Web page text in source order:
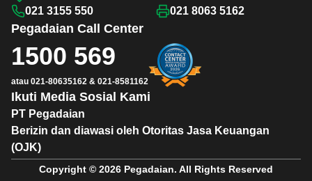
PT Pegadaian
Berizin dan diawasi oleh Otoritas Jasa Keuangan
(OJK)
Ikuti Media Sosial Kami
Pegadaian Call Center
1500 569
atau 021-80635162 & 021-8581162
021 3155 550 021 8063 5162
Copyright © 2026 Pegadaian. All Rights Reserved